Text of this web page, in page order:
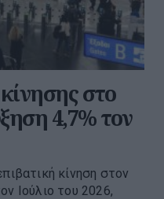
στο
4,7% τον
κίνηση στον
Ιούλιο του 2026,